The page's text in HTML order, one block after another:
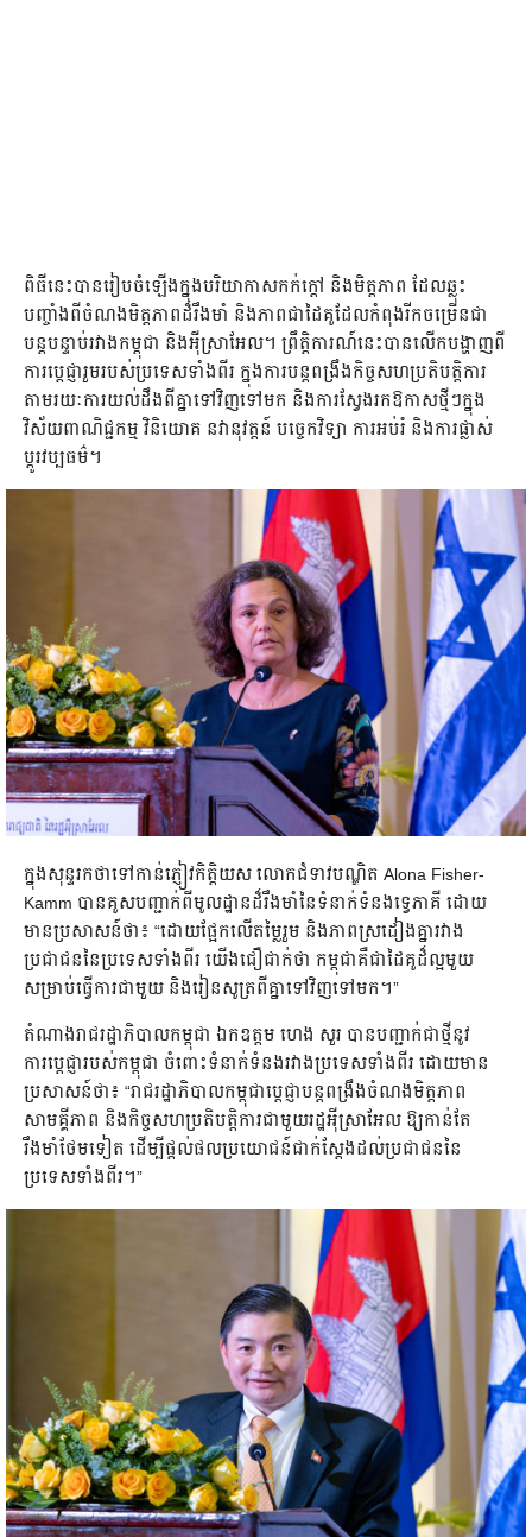
ពិធីនេះបានរៀបចំឡើងក្នុងបរិយាកាសកក់ក្តៅ និងមិត្តភាព ដែលឆ្លុះ
បញ្ចាំងពីចំណងមិត្តភាពដ៏រឹងមាំ និងភាពជាដៃគូដែលកំពុងរីកចម្រើនជា
បន្តបន្ទាប់រវាងកម្ពុជា និងអុីស្រាអែល។ ព្រឹត្តិការណ៍នេះបានលើកបង្ហាញពី
ការប្តេជ្ញារួមរបស់ប្រទេសទាំងពីរ ក្នុងការបន្តពង្រឹងកិច្ចសហប្រតិបត្តិការ
តាមរយៈការយល់ដឹងពីគ្នាទៅវិញទៅមក និងការស្វែងរកឱកាសថ្មីៗក្នុង
វិស័យពាណិជ្ជកម្ម វិនិយោគ នវានុវត្តន៍ បច្ចេកវិទ្យា ការអប់រំ និងការផ្លាស់
ប្តូរវប្បធម៌។
ក្នុងសុន្ទរកថាទៅកាន់ភ្ញៀវកិត្តិយស លោកជំទាវបណ្ឌិត Alona Fisher-
Kamm បានគូសបញ្ជាក់ពីមូលដ្ឋានដ៏រឹងមាំនៃទំនាក់ទំនងទ្វេភាគី ដោយ
មានប្រសាសន៍ថា៖ “ដោយផ្អែកលើតម្លៃរួម និងភាពស្រដៀងគ្នារវាង
ប្រជាជននៃប្រទេសទាំងពីរ យើងជឿជាក់ថា កម្ពុជាគឺជាដៃគូដ៏ល្អមួយ
សម្រាប់ធ្វើការជាមួយ និងរៀនសូត្រពីគ្នាទៅវិញទៅមក។”
តំណាងរាជរដ្ឋាភិបាលកម្ពុជា ឯកឧត្តម ហេង សួរ បានបញ្ជាក់ជាថ្មីនូវ
ការប្តេជ្ញារបស់កម្ពុជា ចំពោះទំនាក់ទំនងរវាងប្រទេសទាំងពីរ ដោយមាន
ប្រសាសន៍ថា៖ “រាជរដ្ឋាភិបាលកម្ពុជាប្តេជ្ញាបន្តពង្រឹងចំណងមិត្តភាព
សាមគ្គីភាព និងកិច្ចសហប្រតិបត្តិការជាមួយរដ្ឋអុីស្រាអែល ឱ្យកាន់តែ
រឹងមាំថែមទៀត ដើម្បីផ្តល់ផលប្រយោជន៍ជាក់ស្តែងដល់ប្រជាជននៃ
ប្រទេសទាំងពីរ។”